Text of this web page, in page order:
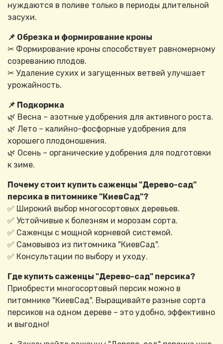
нуждаются в поливе только в периоды длительной
засухи.
📌 Обрезка и формирование кроны
✂ Формирование кроны способствует равномерному
созреванию плодов.
✂ Удаление сухих и загущенных ветвей улучшает
урожайность.
📌 Подкормка
🌿 Весна – азотные удобрения для активного роста.
🌿 Лето – калийно-фосфорные удобрения для
хорошего плодоношения.
🌿 Осень – органические удобрения для подготовки
к зиме.
Почему стоит купить саженцы "Дерево-сад"
персика в питомнике "КиевСад"?
✅ Широкий выбор многосортовых деревьев.
✅ Устойчивые к болезням и морозам сорта.
✅ Саженцы с мощной корневой системой.
✅ Самовывоз из питомника "КиевСад".
✅ Консультации по выбору и уходу.
Где купить саженцы "Дерево-сад" персика?
Приобрести многосортовый персик можно в
питомнике "КиевСад". Выращивайте разные сорта
персиков на одном дереве – это удобно, эффективно
и выгодно!